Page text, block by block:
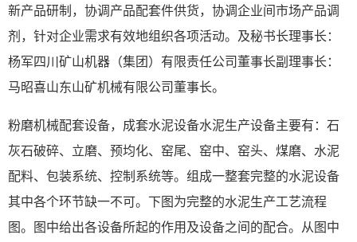
新产品研制，协调产品配套件供货，协调企业间市场产品调
剂，针对企业需求有效地组织各项活动。及秘书长理事长：
杨军四川矿山机器（集团）有限责任公司董事长副理事长：
马昭喜山东山矿机械有限公司董事长。
粉磨机械配套设备，成套水泥设备水泥生产设备主要有：石
灰石破碎、立磨、预均化、窑尾、窑中、窑头、煤磨、水泥
配料、包装系统、控制系统等。组成一整套完整的水泥设备
其中各个环节缺一不可。下图为完整的水泥生产工艺流程
图。图中给出各设备所起的作用及设备之间的配合。从图中